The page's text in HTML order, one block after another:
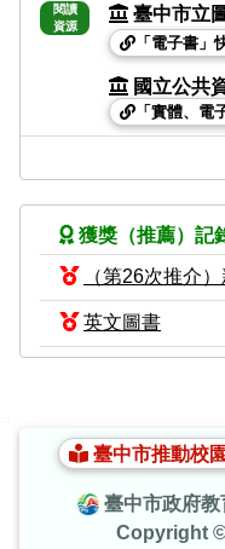
閱讀
資源
臺中市立
「電子書」
國立公共
「實體、電
獲獎（推薦）記
（第26次推介
英文圖書
臺中市推動校
臺中市政府教
Copyright ©